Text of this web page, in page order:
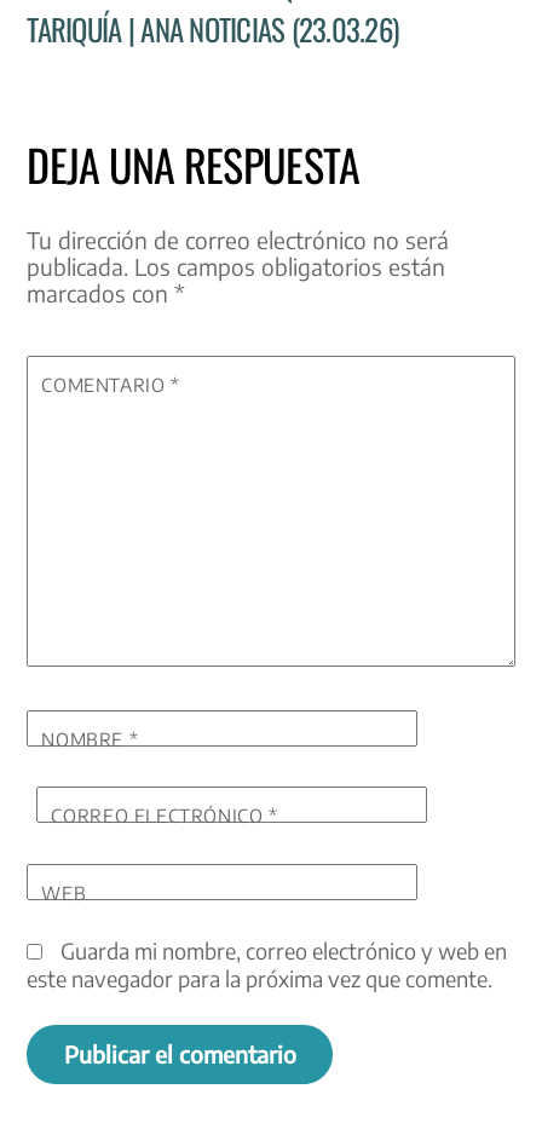
TARIQUÍA | ANA NOTICIAS (23.03.26)
DEJA UNA RESPUESTA
Tu dirección de correo electrónico no será
publicada. Los campos obligatorios están
marcados con*
COMENTARIO*
NOMBRE *
CORREO ELECTRÓNICO*
WEB
Guarda mi nombre, correo electrónico y web en
este navegador para la próxima vez que comente.